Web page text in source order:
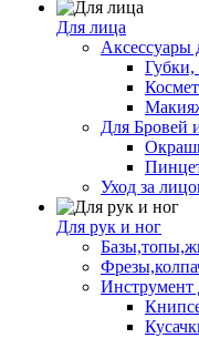
Для лица
Аксессуары
Для Бровей
Уход за
Для рук и ног
Инструмент